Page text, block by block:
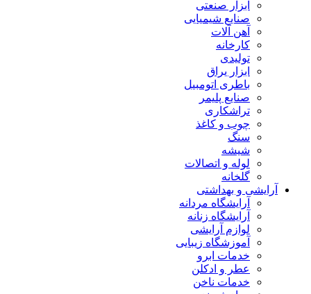
ابزار صنعتی
صنایع شیمیایی
آهن آلات
کارخانه
تولیدی
ابزار یراق
باطری اتومبیل
صنایع پلیمر
تراشکاری
چوب و کاغذ
سنگ
شیشه
لوله و اتصالات
گلخانه
آرایشی و بهداشتی
آرایشگاه مردانه
آرایشگاه زنانه
لوازم آرایشی
آموزشگاه زیبایی
خدمات ابرو
عطر و ادکلن
خدمات ناخن